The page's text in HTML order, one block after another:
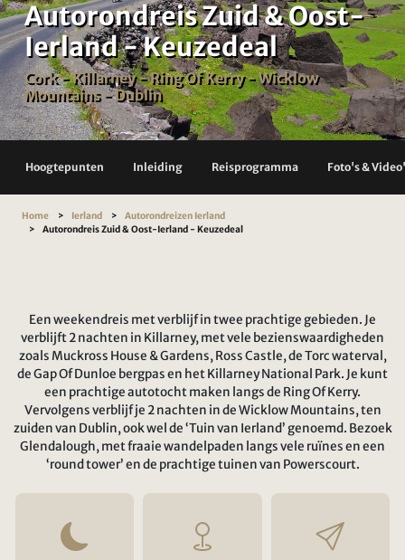
Autorondreis Zuid & Oost-
Ierland - Keuzedeal
Cork - Killarney - Ring Of Kerry - Wicklow
Mountains - Dublin
Hoogtepunten Inleiding Reisprogramma Foto's &
Home Ierland
Autorondreizen Ierland
Autorondreis Zuid & Oost-Ierland - Keuzedeal
Een weekendreis met verblijf in twee prachtige gebieden. Je
verblijft 2 nachten in Killarney, met vele bezienswaardigheden
zoals Muckross House & Gardens, Ross Castle, de Torc waterval,
de Gap Of Dunloe bergpas en het Killarney National Park. Je kunt
een prachtige autotocht maken langs de Ring Of Kerry.
Vervolgens verblijf je 2 nachten in de Wicklow Mountains, ten
zuiden van Dublin, ook wel de ‘Tuin van Ierland’ genoemd. Bezoek
Glendalough, met fraaie wandelpaden langs vele ruïnes en een
‘round tower’ en de prachtige tuinen van Powerscourt.